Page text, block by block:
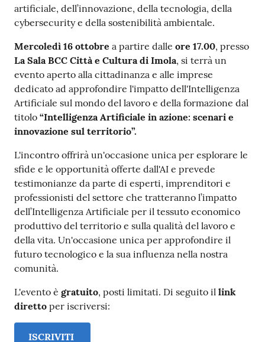
artificiale, dell’innovazione, della tecnologia, della
cybersecurity e della sostenibilità ambientale.
Mercoledì 16 ottobre a partire dalle ore 17.00, presso
La Sala BCC Città e Cultura di Imola, si terrà un
evento aperto alla cittadinanza e alle imprese
dedicato ad approfondire l'impatto dell'Intelligenza
Artificiale sul mondo del lavoro e della formazione dal
titolo “Intelligenza Artificiale in azione: scenari e
innovazione sul territorio”.
L'incontro offrirà un'occasione unica per esplorare le
sfide e le opportunità offerte dall'AI e prevede
testimonianze da parte di esperti, imprenditori e
professionisti del settore che tratteranno l’impatto
dell’Intelligenza Artificiale per il tessuto economico
produttivo del territorio e sulla qualità del lavoro e
della vita. Un'occasione unica per approfondire il
futuro tecnologico e la sua influenza nella nostra
comunità.
L'evento è gratuito, posti limitati. Di seguito il link
diretto per iscriversi:
ISCRIVITI